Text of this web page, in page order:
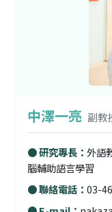
中澤一亮 副教
● 研究專長： 外語
腦輔助語言學習
● 聯絡電話： 03-